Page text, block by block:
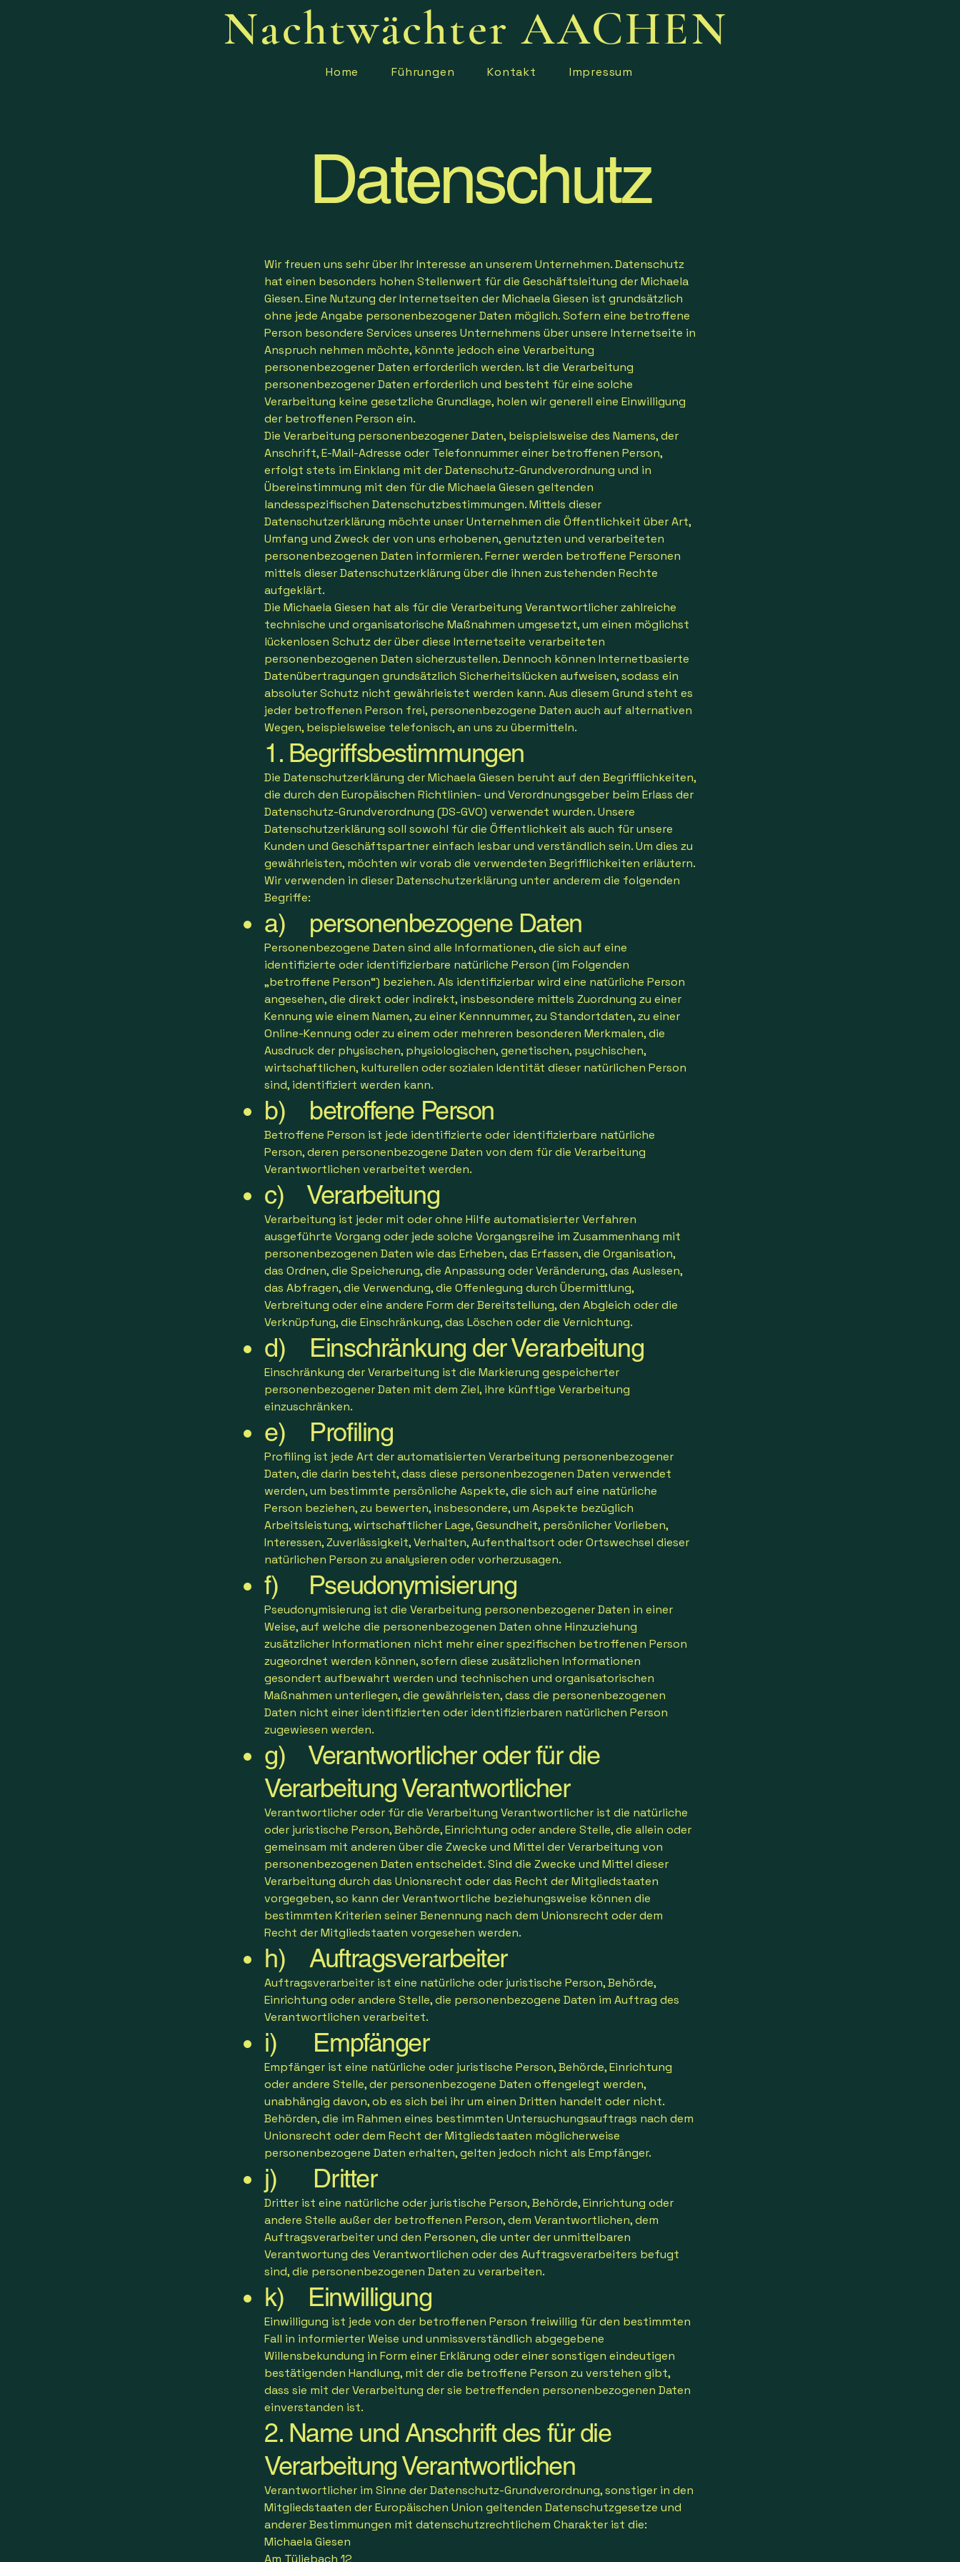
Nachtwächter AACHEN
Home Führungen Kontakt Impressum
Datenschutz
Wir freuen uns sehr über Ihr Interesse an unserem Unternehmen. Datenschutz
hat einen besonders hohen Stellenwert für die Geschäftsleitung der Michaela
Giesen. Eine Nutzung der Internetseiten der Michaela Giesen ist grundsätzlich
ohne jede Angabe personenbezogener Daten möglich. Sofern eine betroffene
Person besondere Services unseres Unternehmens über unsere Internetseite in
Anspruch nehmen möchte, könnte jedoch eine Verarbeitung
personenbezogener Daten erforderlich werden. Ist die Verarbeitung
personenbezogener Daten erforderlich und besteht für eine solche
Verarbeitung keine gesetzliche Grundlage, holen wir generell eine Einwilligung
der betroffenen Person ein.
Die Verarbeitung personenbezogener Daten, beispielsweise des Namens, der
Anschrift, E-Mail-Adresse oder Telefonnummer einer betroffenen Person,
erfolgt stets im Einklang mit der Datenschutz-Grundverordnung und in
Übereinstimmung mit den für die Michaela Giesen geltenden
landesspezifischen Datenschutzbestimmungen. Mittels dieser
Datenschutzerklärung möchte unser Unternehmen die Öffentlichkeit über Art,
Umfang und Zweck der von uns erhobenen, genutzten und verarbeiteten
personenbezogenen Daten informieren. Ferner werden betroffene Personen
mittels dieser Datenschutzerklärung über die ihnen zustehenden Rechte
aufgeklärt.
Die Michaela Giesen hat als für die Verarbeitung Verantwortlicher zahlreiche
technische und organisatorische Maßnahmen umgesetzt, um einen möglichst
lückenlosen Schutz der über diese Internetseite verarbeiteten
personenbezogenen Daten sicherzustellen. Dennoch können Internetbasierte
Datenübertragungen grundsätzlich Sicherheitslücken aufweisen, sodass ein
absoluter Schutz nicht gewährleistet werden kann. Aus diesem Grund steht es
jeder betroffenen Person frei, personenbezogene Daten auch auf alternativen
Wegen, beispielsweise telefonisch, an uns zu übermitteln.
1. Begriffsbestimmungen
Die Datenschutzerklärung der Michaela Giesen beruht auf den Begrifflichkeiten,
die durch den Europäischen Richtlinien- und Verordnungsgeber beim Erlass der
Datenschutz-Grundverordnung (DS-GVO) verwendet wurden. Unsere
Datenschutzerklärung soll sowohl für die Öffentlichkeit als auch für unsere
Kunden und Geschäftspartner einfach lesbar und verständlich sein. Um dies zu
gewährleisten, möchten wir vorab die verwendeten Begrifflichkeiten erläutern.
Wir verwenden in dieser Datenschutzerklärung unter anderem die folgenden
Begriffe:
a) personenbezogene Daten
Personenbezogene Daten sind alle Informationen, die sich auf eine
identifizierte oder identifizierbare natürliche Person (im Folgenden
„betroffene Person“) beziehen. Als identifizierbar wird eine natürliche Person
angesehen, die direkt oder indirekt, insbesondere mittels Zuordnung zu einer
Kennung wie einem Namen, zu einer Kennnummer, zu Standortdaten, zu einer
Online-Kennung oder zu einem oder mehreren besonderen Merkmalen, die
Ausdruck der physischen, physiologischen, genetischen, psychischen,
wirtschaftlichen, kulturellen oder sozialen Identität dieser natürlichen Person
sind, identifiziert werden kann.
b) betroffene Person
Betroffene Person ist jede identifizierte oder identifizierbare natürliche
Person, deren personenbezogene Daten von dem für die Verarbeitung
Verantwortlichen verarbeitet werden.
c) Verarbeitung
Verarbeitung ist jeder mit oder ohne Hilfe automatisierter Verfahren
ausgeführte Vorgang oder jede solche Vorgangsreihe im Zusammenhang mit
personenbezogenen Daten wie das Erheben, das Erfassen, die Organisation,
das Ordnen, die Speicherung, die Anpassung oder Veränderung, das Auslesen,
das Abfragen, die Verwendung, die Offenlegung durch Übermittlung,
Verbreitung oder eine andere Form der Bereitstellung, den Abgleich oder die
Verknüpfung, die Einschränkung, das Löschen oder die Vernichtung.
d) Einschränkung der Verarbeitung
Einschränkung der Verarbeitung ist die Markierung gespeicherter
personenbezogener Daten mit dem Ziel, ihre künftige Verarbeitung
einzuschränken.
e) Profiling
Profiling ist jede Art der automatisierten Verarbeitung personenbezogener
Daten, die darin besteht, dass diese personenbezogenen Daten verwendet
werden, um bestimmte persönliche Aspekte, die sich auf eine natürliche
Person beziehen, zu bewerten, insbesondere, um Aspekte bezüglich
Arbeitsleistung, wirtschaftlicher Lage, Gesundheit, persönlicher Vorlieben,
Interessen, Zuverlässigkeit, Verhalten, Aufenthaltsort oder Ortswechsel dieser
natürlichen Person zu analysieren oder vorherzusagen.
f) Pseudonymisierung
Pseudonymisierung ist die Verarbeitung personenbezogener Daten in einer
Weise, auf welche die personenbezogenen Daten ohne Hinzuziehung
zusätzlicher Informationen nicht mehr einer spezifischen betroffenen Person
zugeordnet werden können, sofern diese zusätzlichen Informationen
gesondert aufbewahrt werden und technischen und organisatorischen
Maßnahmen unterliegen, die gewährleisten, dass die personenbezogenen
Daten nicht einer identifizierten oder identifizierbaren natürlichen Person
zugewiesen werden.
g) Verantwortlicher oder für die
Verarbeitung Verantwortlicher
Verantwortlicher oder für die Verarbeitung Verantwortlicher ist die natürliche
oder juristische Person, Behörde, Einrichtung oder andere Stelle, die allein oder
gemeinsam mit anderen über die Zwecke und Mittel der Verarbeitung von
personenbezogenen Daten entscheidet. Sind die Zwecke und Mittel dieser
Verarbeitung durch das Unionsrecht oder das Recht der Mitgliedstaaten
vorgegeben, so kann der Verantwortliche beziehungsweise können die
bestimmten Kriterien seiner Benennung nach dem Unionsrecht oder dem
Recht der Mitgliedstaaten vorgesehen werden.
h) Auftragsverarbeiter
Auftragsverarbeiter ist eine natürliche oder juristische Person, Behörde,
Einrichtung oder andere Stelle, die personenbezogene Daten im Auftrag des
Verantwortlichen verarbeitet.
i) Empfänger
Empfänger ist eine natürliche oder juristische Person, Behörde, Einrichtung
oder andere Stelle, der personenbezogene Daten offengelegt werden,
unabhängig davon, ob es sich bei ihr um einen Dritten handelt oder nicht.
Behörden, die im Rahmen eines bestimmten Untersuchungsauftrags nach dem
Unionsrecht oder dem Recht der Mitgliedstaaten möglicherweise
personenbezogene Daten erhalten, gelten jedoch nicht als Empfänger.
j) Dritter
Dritter ist eine natürliche oder juristische Person, Behörde, Einrichtung oder
andere Stelle außer der betroffenen Person, dem Verantwortlichen, dem
Auftragsverarbeiter und den Personen, die unter der unmittelbaren
Verantwortung des Verantwortlichen oder des Auftragsverarbeiters befugt
sind, die personenbezogenen Daten zu verarbeiten.
k) Einwilligung
Einwilligung ist jede von der betroffenen Person freiwillig für den bestimmten
Fall in informierter Weise und unmissverständlich abgegebene
Willensbekundung in Form einer Erklärung oder einer sonstigen eindeutigen
bestätigenden Handlung, mit der die betroffene Person zu verstehen gibt,
dass sie mit der Verarbeitung der sie betreffenden personenbezogenen Daten
einverstanden ist.
2. Name und Anschrift des für die
Verarbeitung Verantwortlichen
Verantwortlicher im Sinne der Datenschutz-Grundverordnung, sonstiger in den
Mitgliedstaaten der Europäischen Union geltenden Datenschutzgesetze und
anderer Bestimmungen mit datenschutzrechtlichem Charakter ist die:
Michaela Giesen
Am Tüljebach 12